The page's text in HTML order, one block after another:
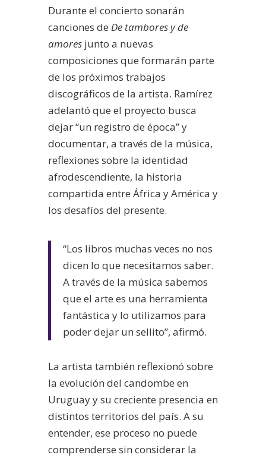
Durante el concierto sonarán
canciones de De tambores y de
amoresjunto a nuevas
composiciones que formarán parte
de los próximos trabajos
discográficos de la artista. Ramírez
adelantó que el proyecto busca
dejar “un registro de época” y
documentar, a través de la música,
reflexiones sobre la identidad
afrodescendiente, la historia
compartida entre África y América y
los desafíos del presente.
“Los libros muchas veces no nos
dicen lo que necesitamos saber.
A través de la música sabemos
que el arte es una herramienta
fantástica y lo utilizamos para
poder dejar un sellito”, afirmó.
La artista también reflexionó sobre
la evolución del candombe en
Uruguay y su creciente presencia en
distintos territorios del país. A su
entender, ese proceso no puede
comprenderse sin considerar la